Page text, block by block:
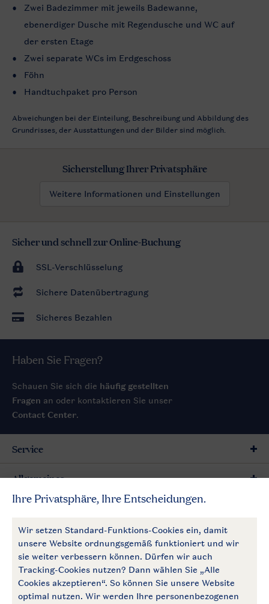
Zwei Badezimmer mit jeweils Badewanne,
ebenerdiger Dusche mit Regendusche und WC auf
der ersten Etage
Zwei separate WCs im Erdgeschoss
Föhn
Handtuchpaket pro Person
Abweichungen bei der Einteilung, Beschreibung und Abbildung des
Grundrisses, der Ausstattungen und der Bilder sind möglich.
Sicherstellung Ihrer Privatsphäre
Weitere Informationen und Einstellungen
Sicher und schnell zur Online-Buchung
SSL-Verschlüsselung
Sichere Datenübertragung
Sicheres Bezahlen
Haben Sie Fragen?
Schauen Sie sich die häufig gestellten
Fragen an oder kontaktieren Sie unser
Contact Center.
Follow Us
Service
Allgemeines
Mehr Landal
Zahlungsmöglichkeiten